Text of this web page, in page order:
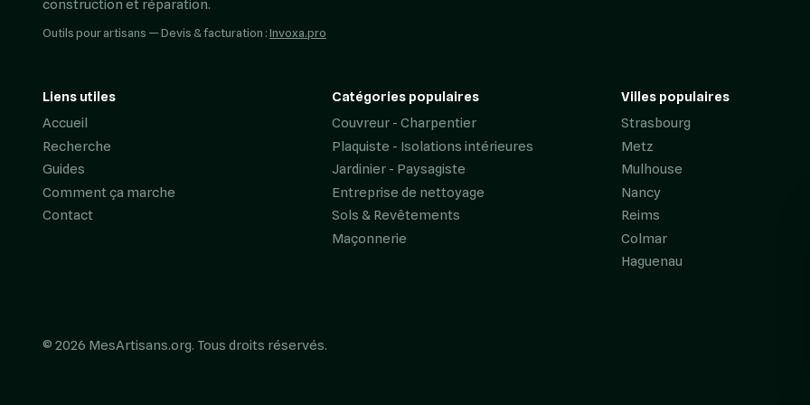
construction et réparation.
Outils pour artisans — Devis & facturation :Invoxa.pro
Liens utiles
Accueil
Recherche
Guides
Comment ça marche
Contact
Catégories populaires
Couvreur - Charpentier
Plaquiste - Isolations intérieures
Jardinier - Paysagiste
Entreprise de nettoyage
Sols & Revêtements
Maçonnerie
Villes populaires
Strasbourg
Metz
Mulhouse
Nancy
Reims
Colmar
Haguenau
© 2026 MesArtisans.org. Tous droits réservés.